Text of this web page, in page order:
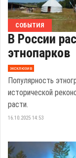
СОБЫТИЯ
В России
этнопарков
эксклюзив
Популярность
исторической
расти.
16.10.2025 14:53